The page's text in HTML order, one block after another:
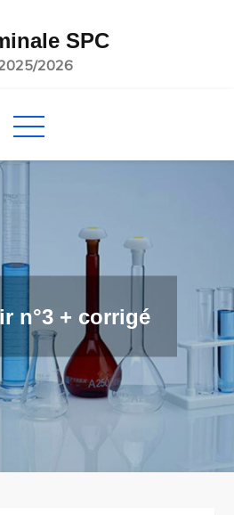
SPC
2026
n°3 + corrigé